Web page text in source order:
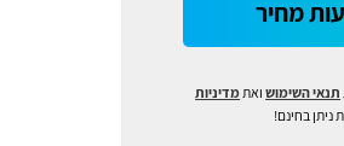
מחיר
תנאי השימושואתמדיניות
ניתן בחינם!